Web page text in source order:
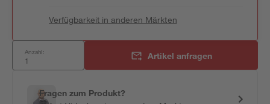
Verfügbarkeit in anderen Märkten
Anzahl: Artikel anfragen
Fragen zum Produkt?